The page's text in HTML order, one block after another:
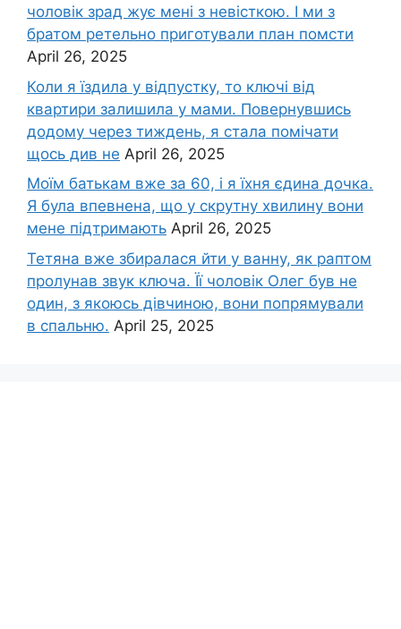
чоловік зpад жує мені з невісткою. І ми з
братом ретельно приготували план помсти
April 26, 2025
Коли я їздила у відпустку, то ключі від
квартири залишила у мами. Повернувшись
додому через тиждень, я стала помічати
щось див не April 26, 2025
Моїм батькам вже за 60, і я їхня єдина дочка.
Я була впевнена, що у скрутну хвилину вони
мене підтримають April 26, 2025
Тетяна вже збиралася йти у ванну, як раптом
пролунав звук ключа. Її чоловік Олег був не
один, з якоюсь дівчиною, вони попрямували
в спальню. April 25, 2025